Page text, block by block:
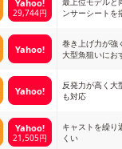
Yahoo!
29,744円
ンサーシートを
Yahoo!
巻き上げ力が強
大型魚狙いにお
Yahoo!
反発力が高く大
も対応
Yahoo!
21,505円
キャストを繰り
くい